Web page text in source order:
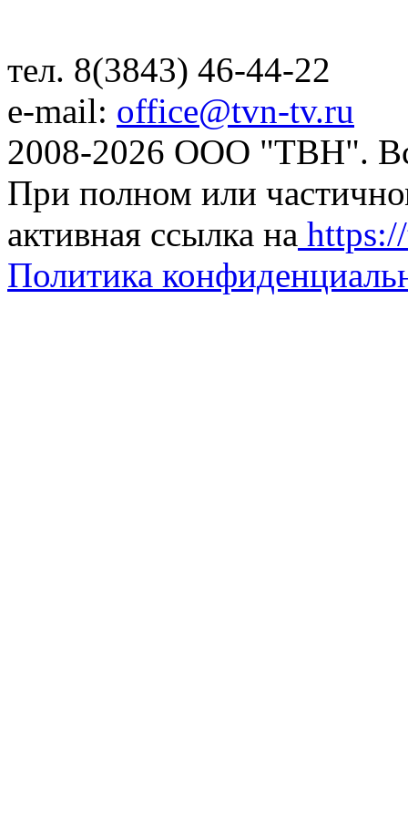
тел. 8(3843) 46-44-22
e-mail: office@tvn-tv.ru
2008-2026 ООО "ТВН".
При полном или
активная ссылка на
Политика